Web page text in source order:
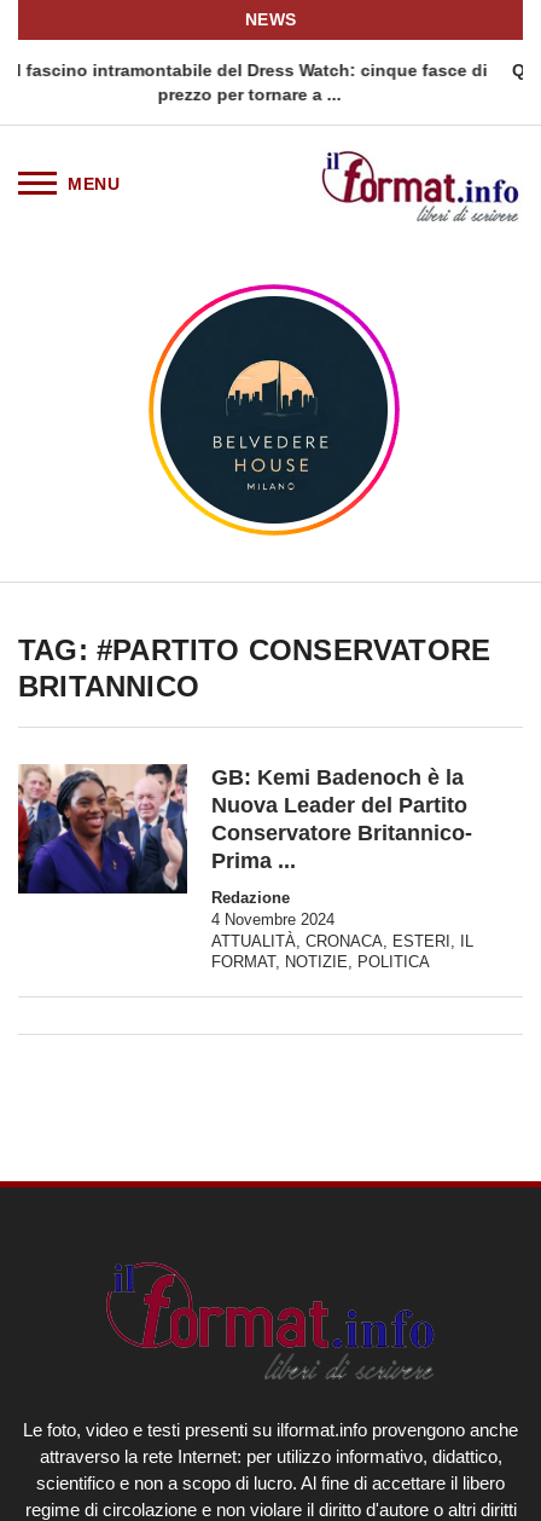
NEWS
del Dress Watch: cinque fasce di
Quellidipiazzaaffari
TAG: #PARTITO CONSERVATORE
BRITANNICO
GB: Kemi Badenoch è la
Nuova Leader del Partito
Conservatore Britannico-
Prima ...
Redazione
4 Novembre 2024
ATTUALITÀ, CRONACA, ESTERI ,
IL
FORMAT, NOTIZIE, POLITICA
Le foto, video e testi presenti su ilformat.info provengono anche
attraverso la rete Internet: per utilizzo informativo, didattico,
scientifico e non a scopo di lucro. Al fine di accettare il libero
regime di circolazione e non violare il diritto d'autore o altri diritti